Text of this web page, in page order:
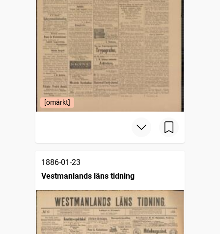
[omärkt]
1886-01-23
Vestmanlands läns tidning